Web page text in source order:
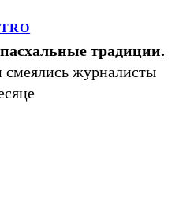
традиции.
смеялись журналисты